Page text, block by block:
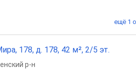
ещё 1
178, д. 178, 42 м², 2/5 эт.
р-н